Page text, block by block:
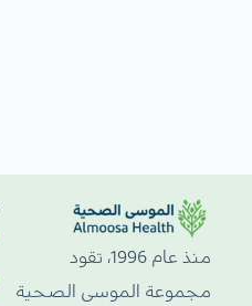
منذ عام 1996، تقود
مجموعة الموسى الصحية